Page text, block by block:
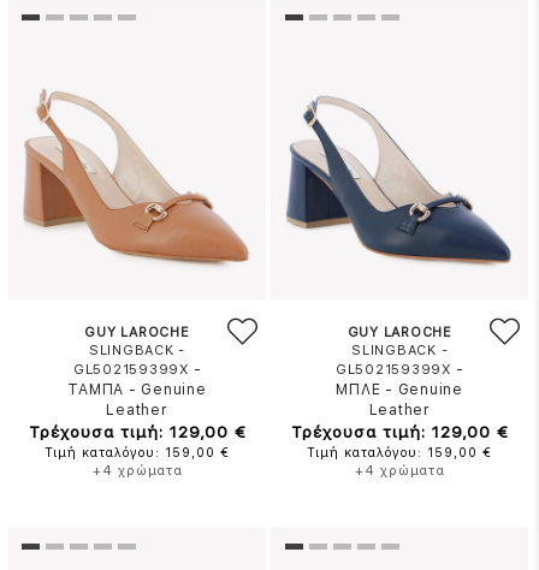
GUY LAROCHE
SLINGBACK -
GL502159399X -
ΤΑΜΠΑ - Genuine
Leather
Τρέχουσα τιμή: 129,00 €
Τιμή καταλόγου: 159,00 €
+4 χρώματα
GUY LAROCHE
SLINGBACK -
GL502159399X -
ΜΠΛΕ - Genuine
Leather
Τρέχουσα τιμή: 129,00 €
Τιμή καταλόγου: 159,00 €
+4 χρώματα